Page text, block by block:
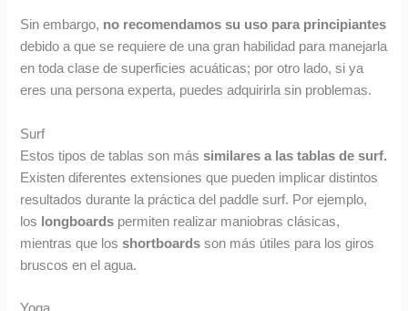
Sin embargo, no recomendamos su uso para principiantes
debido a que se requiere de una gran habilidad para manejarla
en toda clase de superficies acuáticas; por otro lado, si ya
eres una persona experta, puedes adquirirla sin problemas.
Surf
Estos tipos de tablas son mássimilares a las tablas de surf.
Existen diferentes extensiones que pueden implicar distintos
resultados durante la práctica del paddle surf. Por ejemplo,
los longboards permiten realizar maniobras clásicas,
mientras que losshortboards son más útiles para los giros
bruscos en el agua.